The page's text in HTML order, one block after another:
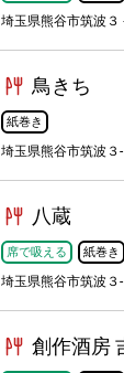
埼玉県熊谷市筑波３
鳥きち
紙巻き
埼玉県熊谷市筑波３-
八蔵
席で吸える 紙巻き
埼玉県熊谷市筑波３-
創作酒房